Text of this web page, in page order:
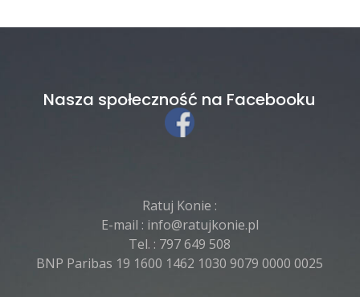
Nasza społeczność na Facebooku
Ratuj Konie :
E-mail : info@ratujkonie.pl
Tel. : 797 649 508
BNP Paribas 19 1600 1462 1030 9079 0000 0025